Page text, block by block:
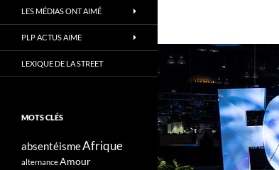
LES MÉDIAS ONT AIMÉ
PLP ACTUS AIME
LEXIQUE DE LA STREET
MOTS CLÉS
absentéismeAfrique
alternanceAmour